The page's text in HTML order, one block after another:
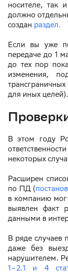
носителе, так
должно
создан раздел.
Если вы уже
передаче до 1
до тех пор
изменения,
для иных
В этом году
некоторых
Расширен
по ПД (
в компанию
выявлен факт
данными в
В ряде случаев
даже без
нарушителем.
1–2.1 и 4